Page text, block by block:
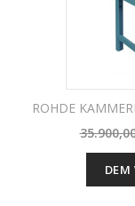
ROHDE
DEM